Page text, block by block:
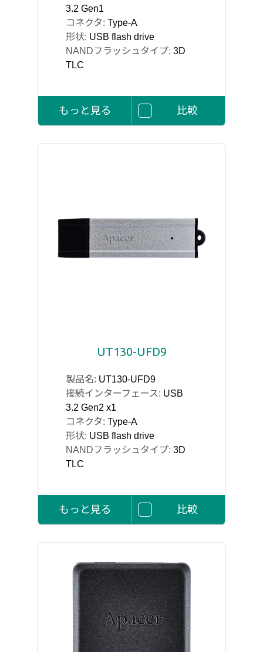
3.2 Gen1
コネクタ: Type-A
形状: USB flash drive
NANDフラッシュタイプ: 3D
TLC
もっと見る 比較
UT130-UFD9
製品名: UT130-UFD9
接続インターフェース: USB
3.2 Gen2 x1
コネクタ: Type-A
形状: USB flash drive
NANDフラッシュタイプ: 3D
TLC
もっと見る 比較